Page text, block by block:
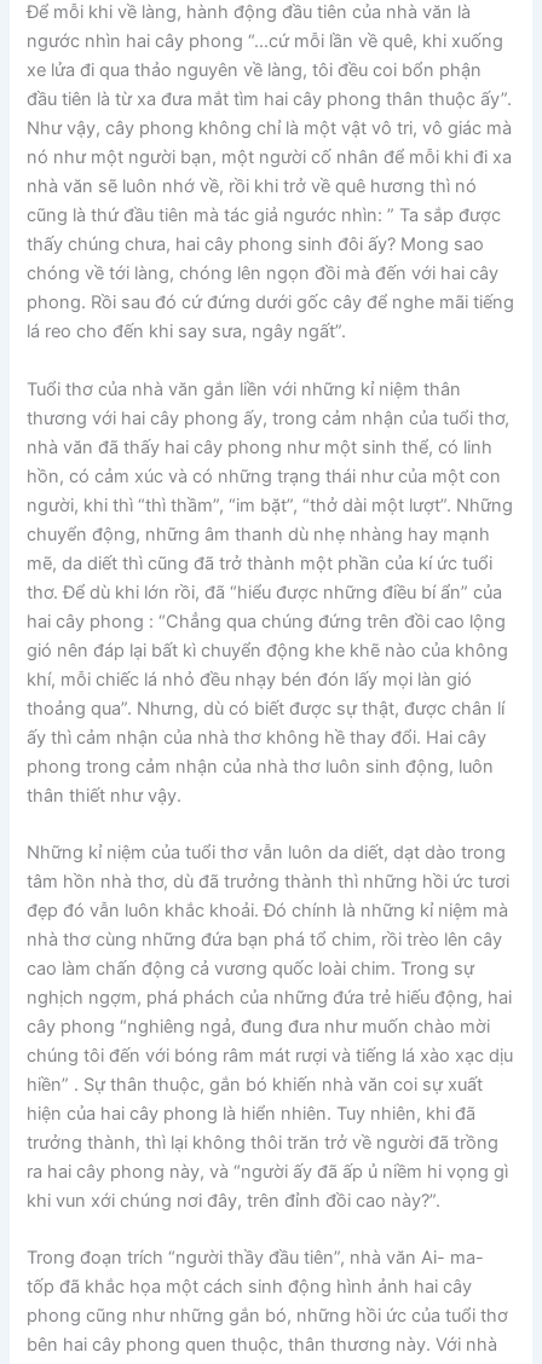
Để mỗi khi về làng, hành động đầu tiên của nhà văn là
ngước nhìn hai cây phong “…cứ mỗi lần về quê, khi xuống
xe lửa đi qua thảo nguyên về làng, tôi đều coi bổn phận
đầu tiên là từ xa đưa mắt tìm hai cây phong thân thuộc ấy”.
Như vậy, cây phong không chỉ là một vật vô tri, vô giác mà
nó như một người bạn, một người cố nhân để mỗi khi đi xa
nhà văn sẽ luôn nhớ về, rồi khi trở về quê hương thì nó
cũng là thứ đầu tiên mà tác giả ngước nhìn: ” Ta sắp được
thấy chúng chưa, hai cây phong sinh đôi ấy? Mong sao
chóng về tới làng, chóng lên ngọn đồi mà đến với hai cây
phong. Rồi sau đó cứ đứng dưới gốc cây để nghe mãi tiếng
lá reo cho đến khi say sưa, ngây ngất”.
Tuổi thơ của nhà văn gắn liền với những kỉ niệm thân
thương với hai cây phong ấy, trong cảm nhận của tuổi thơ,
nhà văn đã thấy hai cây phong như một sinh thể, có linh
hồn, có cảm xúc và có những trạng thái như của một con
người, khi thì “thì thầm”, “im bặt”, “thở dài một lượt”. Những
chuyển động, những âm thanh dù nhẹ nhàng hay mạnh
mẽ, da diết thì cũng đã trở thành một phần của kí ức tuổi
thơ. Để dù khi lớn rồi, đã “hiểu được những điều bí ẩn” của
hai cây phong : “Chẳng qua chúng đứng trên đồi cao lộng
gió nên đáp lại bất kì chuyển động khe khẽ nào của không
khí, mỗi chiếc lá nhỏ đều nhạy bén đón lấy mọi làn gió
thoảng qua”. Nhưng, dù có biết được sự thật, được chân lí
ấy thì cảm nhận của nhà thơ không hề thay đổi. Hai cây
phong trong cảm nhận của nhà thơ luôn sinh động, luôn
thân thiết như vậy.
Những kỉ niệm của tuổi thơ vẫn luôn da diết, dạt dào trong
tâm hồn nhà thơ, dù đã trưởng thành thì những hồi ức tươi
đẹp đó vẫn luôn khắc khoải. Đó chính là những kỉ niệm mà
nhà thơ cùng những đứa bạn phá tổ chim, rồi trèo lên cây
cao làm chấn động cả vương quốc loài chim. Trong sự
nghịch ngợm, phá phách của những đứa trẻ hiếu động, hai
cây phong “nghiêng ngả, đung đưa như muốn chào mời
chúng tôi đến với bóng râm mát rượi và tiếng lá xào xạc dịu
hiền” . Sự thân thuộc, gắn bó khiến nhà văn coi sự xuất
hiện của hai cây phong là hiển nhiên. Tuy nhiên, khi đã
trưởng thành, thì lại không thôi trăn trở về người đã trồng
ra hai cây phong này, và “người ấy đã ấp ủ niềm hi vọng gì
khi vun xới chúng nơi đây, trên đỉnh đồi cao này?”.
Trong đoạn trích “người thầy đầu tiên”, nhà văn Ai- ma-
tốp đã khắc họa một cách sinh động hình ảnh hai cây
phong cũng như những gắn bó, những hồi ức của tuổi thơ
bên hai cây phong quen thuộc, thân thương này. Với nhà